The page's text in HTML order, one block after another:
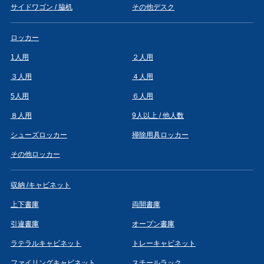
サイドワゴン / 脇机 その他デスク
ロッカー
1人用 ２人用
３人用 ４人用
5人用 ６人用
８人用 9人以上 / 他人数
シューズロッカー 掃除用具ロッカー
その他ロッカー
収納 /キャビネット
上下書庫 両開書庫
引違書庫 オープン書庫
ラテラルキャビネット トレーキャビネット